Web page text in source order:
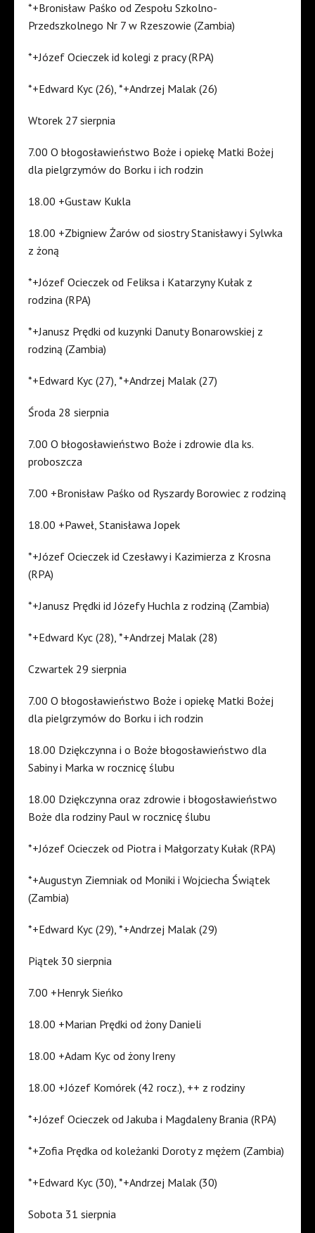
*+Bronisław Paśko od Zespołu Szkolno-
Przedszkolnego Nr 7 w Rzeszowie (Zambia)
*+Józef Ocieczek id kolegi z pracy (RPA)
*+Edward Kyc (26), *+Andrzej Malak (26)
Wtorek 27 sierpnia
7.00 O błogosławieństwo Boże i opiekę Matki Bożej
dla pielgrzymów do Borku i ich rodzin
18.00 +Gustaw Kukla
18.00 +Zbigniew Żarów od siostry Stanisławy i Sylwka
z żoną
*+Józef Ocieczek od Feliksa i Katarzyny Kułak z
rodzina (RPA)
*+Janusz Prędki od kuzynki Danuty Bonarowskiej z
rodziną (Zambia)
*+Edward Kyc (27), *+Andrzej Malak (27)
Środa 28 sierpnia
7.00 O błogosławieństwo Boże i zdrowie dla ks.
proboszcza
7.00 +Bronisław Paśko od Ryszardy Borowiec z rodziną
18.00 +Paweł, Stanisława Jopek
*+Józef Ocieczek id Czesławy i Kazimierza z Krosna
(RPA)
*+Janusz Prędki id Józefy Huchla z rodziną (Zambia)
*+Edward Kyc (28), *+Andrzej Malak (28)
Czwartek 29 sierpnia
7.00 O błogosławieństwo Boże i opiekę Matki Bożej
dla pielgrzymów do Borku i ich rodzin
18.00 Dziękczynna i o Boże błogosławieństwo dla
Sabiny i Marka w rocznicę ślubu
18.00 Dziękczynna oraz zdrowie i błogosławieństwo
Boże dla rodziny Paul w rocznicę ślubu
*+Józef Ocieczek od Piotra i Małgorzaty Kułak (RPA)
*+Augustyn Ziemniak od Moniki i Wojciecha Świątek
(Zambia)
*+Edward Kyc (29), *+Andrzej Malak (29)
Piątek 30 sierpnia
7.00 +Henryk Sieńko
18.00 +Marian Prędki od żony Danieli
18.00 +Adam Kyc od żony Ireny
18.00 +Józef Komórek (42 rocz.), ++ z rodziny
*+Józef Ocieczek od Jakuba i Magdaleny Brania (RPA)
*+Zofia Prędka od koleżanki Doroty z mężem (Zambia)
*+Edward Kyc (30), *+Andrzej Malak (30)
Sobota 31 sierpnia